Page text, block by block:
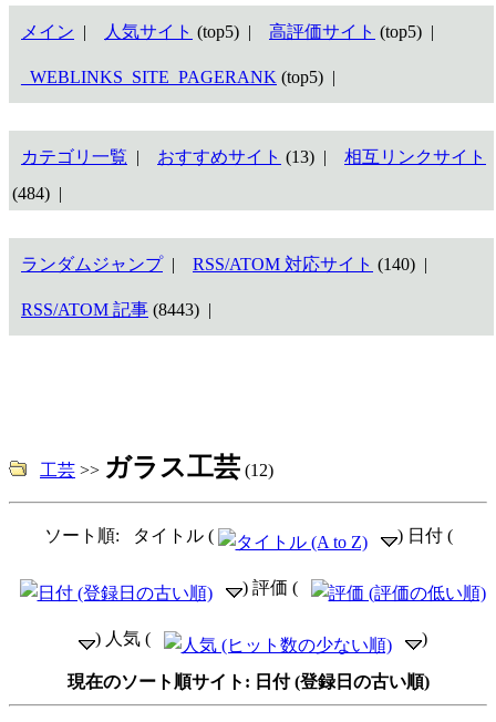
メイン | 人気サイト (top5) | 高評価サイト (top5) |
_WEBLINKS_SITE_PAGERANK (top5) |
カテゴリ一覧 | おすすめサイト (13) |
相互リンクサイト
(484) |
ランダムジャンプ| RSS/ATOM 対応サイト (140) |
RSS/ATOM 記事 (8443) |
工芸 >> ガラス工芸 (12)
ソート順: タイトル ( ) 日付 (
) 評価 (
) 人気 ( )
現在のソート順サイト: 日付 (登録日の古い順)